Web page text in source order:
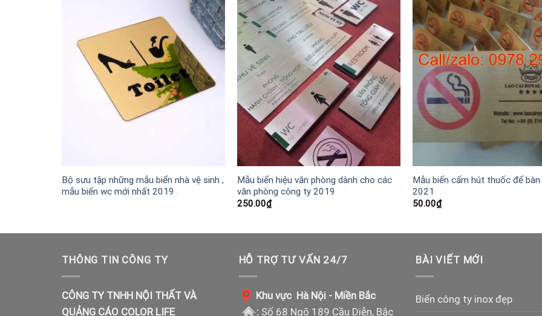
Bộ sưu tập những mẫu biển nhà vệ sinh ,
mẫu biển wc mới nhất 2019 .
Mẫu biển hiệu văn phòng dành cho các
văn phòng công ty 2019
250.00₫
Mẫu biển cấm hút thuốc để bàn
2021
50.00₫
THÔNG TIN CÔNG TY
CÔNG TY TNHH NỘI THẤT VÀ
QUẢNG CÁO COLOR LIFE
HỖ TRỢ TƯ VẤN 24/7
Khu vực Hà Nội - Miền Bắc
: Số 68 Ngõ 189 Cầu Diễn, Bắc
BÀI VIẾT MỚI
Biển công ty inox đẹp